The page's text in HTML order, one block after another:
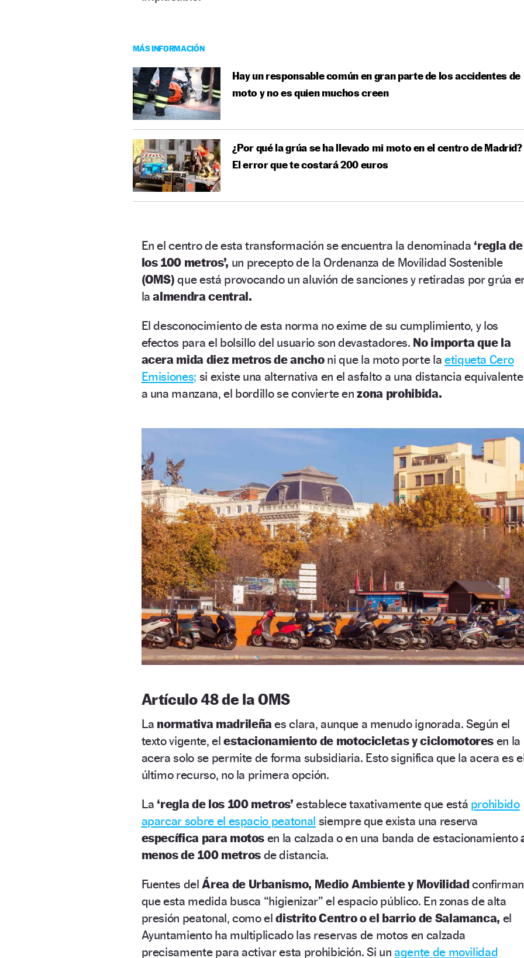
MÁS INFORMACIÓN
Hay un responsable común en gran parte de los accidentes de
moto y no es quien muchos creen
¿Por qué la grúa se ha llevado mi moto en el centro de Madrid?
El error que te costará 200 euros
En el centro de esta transformación se encuentra la denominada ‘regla de
los 100 metros’, un precepto de la Ordenanza de Movilidad Sostenible
(OMS) que está provocando un aluvión de sanciones y retiradas por grúa
laalmendra central.
El desconocimiento de esta norma no exime de su cumplimiento, y los
efectos para el bolsillo del usuario son devastadores. No importa que la
acera mida diez metros de anchoni que la moto porte la etiqueta Cero
Emisiones; si existe una alternativa en el asfalto a una distancia equivalente
a una manzana, el bordillo se convierte enzona prohibida.
Artículo 48 de la OMS
La normativa madrileña es clara, aunque a menudo ignorada. Según el
texto vigente, elestacionamiento de motocicletas y ciclomotores en la
acera solo se permite de forma subsidiaria. Esto significa que la acera es
último recurso, no la primera opción.
La ‘regla de los 100 metros’ establece taxativamente que está prohibido
aparcar sobre el espacio peatonal siempre que exista una reserva
específica para motos en la calzada o en una banda de estacionamiento
menos de 100 metrosde distancia.
Fuentes delÁrea de Urbanismo, Medio Ambiente y Movilidadconfirman
que esta medida busca “higienizar” el espacio público. En zonas de alta
presión peatonal, como eldistrito Centro o el barrio de Salamanca, el
Ayuntamiento ha multiplicado las reservas de motos en calzada
precisamente para activar esta prohibición. Si un agente de movilidad